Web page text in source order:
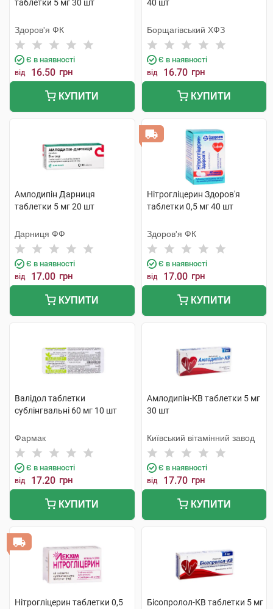
таблетки 5 мг 30 шт
Здоров'я ФК
Є в наявності
від 16.50 грн
КУПИТИ
40 шт
Борщагівський ХФЗ
Є в наявності
від 16.70 грн
КУПИТИ
Амлодипін Дарниця
таблетки 5 мг 20 шт
Дарниця ФФ
Є в наявності
від 17.00 грн
КУПИТИ
Нітрогліцерин Здоров'я
таблетки 0,5 мг 40 шт
Здоров'я ФК
Є в наявності
від 17.00 грн
КУПИТИ
Валідол таблетки
сублінгвальні 60 мг 10 шт
Фармак
Є в наявності
від 17.20 грн
КУПИТИ
Амлодипін-КВ таблетки 5 мг
30 шт
Київський вітамінний завод
Є в наявності
від 17.70 грн
КУПИТИ
Нітрогліцерин таблетки 0,5
Бісопролол-КВ таблетки 5 мг